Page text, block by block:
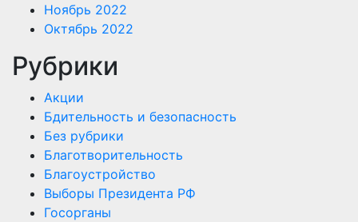
Ноябрь 2022
Октябрь 2022
Рубрики
Акции
Бдительность и безопасность
Без рубрики
Благотворительность
Благоустройство
Выборы Президента РФ
Госорганы